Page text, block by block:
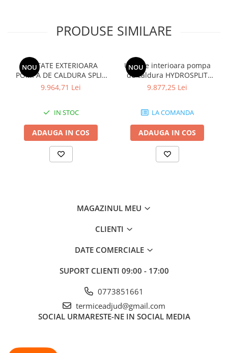
PRODUSE SIMILARE
NOU
UNITATE EXTERIOARA
POMPA DE CALDURA SPLIT
IWT HYDRO BOX R32
9.964,71 Lei
IN STOC
ADAUGA IN COS
NOU
Unitate interioara pompa
de caldura HYDROSPLIT
HYDRO BOX R32 TRIFAZIC
9.877,25 Lei
LA COMANDA
ADAUGA IN COS
MAGAZINUL MEU
CLIENTI
DATE COMERCIALE
SUPORT CLIENTI 09:00 - 17:00
0773851661
termiceadjud@gmail.com
SOCIAL URMARESTE-NE IN SOCIAL MEDIA